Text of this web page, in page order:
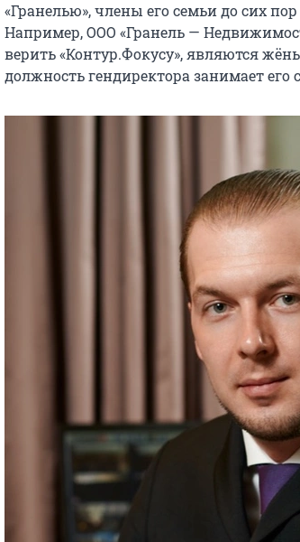
«Гранелью», члены его семьи до сих
Например, ООО «Гранель —
верить «Контур.Фокусу», являются
должность гендиректора занимает его